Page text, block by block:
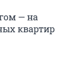
— на
квартир